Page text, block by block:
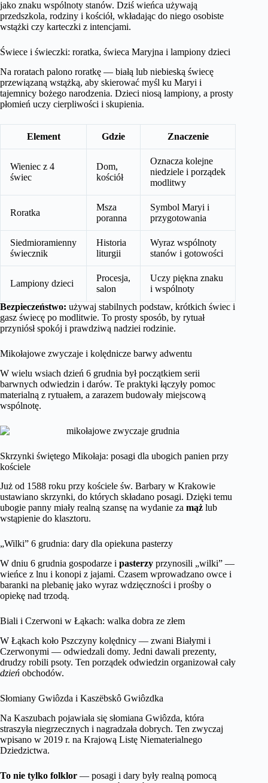
jako znaku wspólnoty stanów. Dziś wieńca używają
przedszkola, rodziny i kościół, wkładając do niego osobiste
wstążki czy karteczki z intencjami.
Świece i świeczki: roratka, świeca Maryjna i lampiony dzieci
Na roratach palono roratkę — białą lub niebieską świecę
przewiązaną wstążką, aby skierować myśl ku Maryi i
tajemnicy bożego narodzenia. Dzieci niosą lampiony, a prosty
płomień uczy cierpliwości i skupienia.
Element Gdzie Znaczenie
Wieniec z 4
świec
Dom,
kościół
Oznacza kolejne
niedziele i porządek
modlitwy
Roratka
Msza
poranna
Symbol Maryi i
przygotowania
Siedmioramienny
świecznik
Historia
liturgii
Wyraz wspólnoty
stanów i gotowości
Lampiony dzieci
Procesja,
salon
Uczy piękna znaku
i wspólnoty
Bezpieczeństwo: używaj stabilnych podstaw, krótkich świec i
gasz świecę po modlitwie. To prosty sposób, by rytuał
przyniósł spokój i prawdziwą nadziei rodzinie.
Mikołajowe zwyczaje i kolędnicze barwy adwentu
W wielu wsiach dzień 6 grudnia był początkiem serii
barwnych odwiedzin i darów. Te praktyki łączyły pomoc
materialną z rytuałem, a zarazem budowały miejscową
wspólnotę.
Skrzynki świętego Mikołaja: posagi dla ubogich panien przy
kościele
Już od 1588 roku przy kościele św. Barbary w Krakowie
ustawiano skrzynki, do których składano posagi. Dzięki temu
ubogie panny miały realną szansę na wydanie za mąż lub
wstąpienie do klasztoru.
„Wilki” 6 grudnia: dary dla opiekuna pasterzy
W dniu 6 grudnia gospodarze i pasterzy przynosili „wilki” —
wieńce z lnu i konopi z jajami. Czasem wprowadzano owce i
baranki na plebanię jako wyraz wdzięczności i prośby o
opiekę nad trzodą.
Biali i Czerwoni w Łąkach: walka dobra ze złem
W Łąkach koło Pszczyny kolędnicy — zwani Białymi i
Czerwonymi — odwiedzali domy. Jedni dawali prezenty,
drudzy robili psoty. Ten porządek odwiedzin organizował cały
dzień obchodów.
Słomiany Gwiôzda i Kaszëbskô Gwiôzdka
Na Kaszubach pojawiała się słomiana Gwiôzda, która
straszyła niegrzecznych i nagradzała dobrych. Ten zwyczaj
wpisano w 2019 r. na Krajową Listę Niematerialnego
Dziedzictwa.
To nie tylko folklor — posagi i dary były realną pomocą